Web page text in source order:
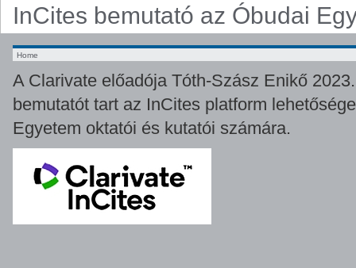
InCites bemutató az Óbudai
Home
A Clarivate előadója Tóth-Szász Enikő
bemutatót tart az InCites platform
Egyetem oktatói és kutatói számára.